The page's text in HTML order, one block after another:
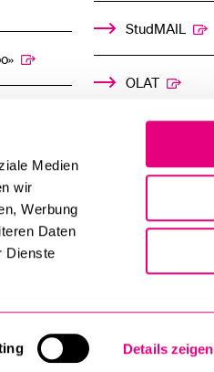
Medien
wir
Werbung
Daten
Dienste
Details zeigen
StudMAIL
OLAT
Impressum und Datenschutz